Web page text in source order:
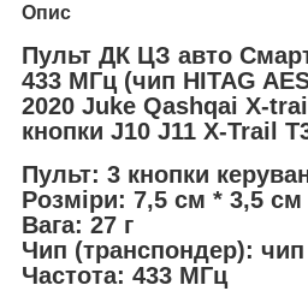
Опис
Пульт ДК ЦЗ авто
433 МГц (чип HITAG
2020 Juke Qashqai X-
кнопки J10 J11 X-Trail
Пульт: 3 кнопки
Розміри: 7,5 см * 3,5
Вага: 27 г
Чип (транспондер):
Частота: 433 МГц